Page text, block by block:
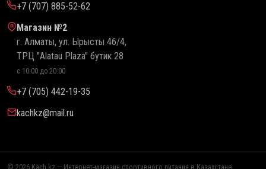
+7 (707) 885-52-62
Магазин №2
г. Алматы, ул. Ырысты 46/4,
ТРЦ "Alatau Plaza" бутик 28
с 10:00 до 20:00
+7 (705) 442-19-35
kachkz@mail.ru
© 2026 Kach.kz — Интернет-магазин спортивного питания в Казахстане